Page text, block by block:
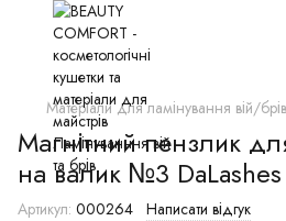
Матеріали для ламінування вій/брів
Магнітний пензлик
на валик №3 DaLashes
Артикул: 000264 Написати відгук